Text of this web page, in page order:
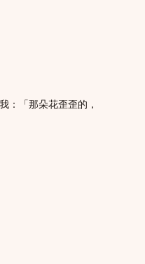
：「那朵花歪歪的，